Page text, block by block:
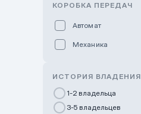
GWM Nurly Zhol
Chery Astana
КОРОБКА ПЕРЕДАЧ
Автомат
Механика
ИСТОРИЯ ВЛАДЕНИЯ
1-2 владельца
3-5 владельцев